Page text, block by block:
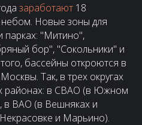
заработают 18
Новые зоны для
парках: "Митино",
бор", "Сокольники" и
бассейны откроются в
Так, в трех округах
районах: в СВАО (в Южном
в ВАО (в Вешняках и
и Марьино).